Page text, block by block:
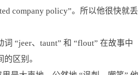
company policy”。所以他很快就丢
“jeer、taunt” 和 “flout” 在故事中
区别。